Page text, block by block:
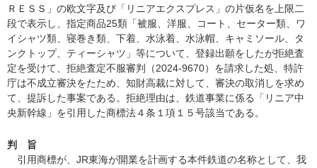
ＲＥＳＳ」の欧文字及び「リニアエクスプレス」の片仮名を上限二
段で表示し、指定商品25類「被服、洋服、コート、セーター類、ワ
イシャツ類、寝巻き類、下着、水泳着、水泳帽、キャミソール、タ
ンクトップ、ティーシャツ」等について、登録出願をしたが拒絶査
定を受けて、拒絶査定不服審判（2024-9670）を請求した処、特許
庁は不成立審決をたため、知財高裁に対して、審決の取消しを求め
て、提訴した事案である。拒絶理由は、鉄道事業に係る「リニア中
央新幹線」を引用した商標法４条１項１５号該当である。
判 旨
引用商標が、JR東海が開業を計画する本件鉄道の名称として、我